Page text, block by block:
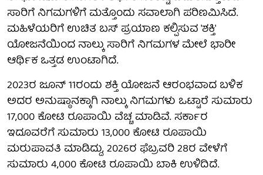
ಸಾರಿಗೆ ನಿಗಮಗಳಿಗೆ ಮತ್ತೊಂದು ಸವಾಲಾಗಿ ಪರಿಣಮಿಸಿದೆ.
ಮಹಿಳೆಯರಿಗೆ ಉಚಿತ ಬಸ್ ಪ್ರಯಾಣ ಕಲ್ಪಿಸುವ 'ಶಕ್ತಿ'
ಯೋಜನೆಯಿಂದ ನಾಲ್ಕು ಸಾರಿಗೆ ನಿಗಮಗಳ ಮೇಲೆ ಭಾರೀ
ಆರ್ಥಿಕ ಒತ್ತಡ ಉಂಟಾಗಿದೆ.
2023ರ ಜೂನ್ 11ರಂದು ಶಕ್ತಿ ಯೋಜನೆ ಆರಂಭವಾದ ಬಳಿಕ
ಅದರ ಅನುಷ್ಠಾನಕ್ಕಾಗಿ ನಾಲ್ಕು ನಿಗಮಗಳು ಒಟ್ಟಾರೆ ಸುಮಾರು
17,000 ಕೋಟಿ ರೂಪಾಯಿ ವೆಚ್ಚ ಮಾಡಿವೆ. ಸರ್ಕಾರ
ಇದೂವರೆಗೆ ಸುಮಾರು 13,000 ಕೋಟಿ ರೂಪಾಯಿ
ಮರುಪಾವತಿ ಮಾಡಿದ್ದು, 2026ರ ಫೆಬ್ರವರಿ 28ರ ವೇಳೆಗೆ
ಸುಮಾರು 4,000 ಕೋಟಿ ರೂಪಾಯಿ ಬಾಕಿ ಉಳಿದಿದೆ.